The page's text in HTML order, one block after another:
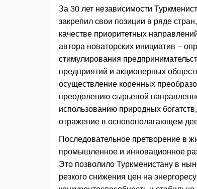
За 30 лет независимости
закрепил свои позиции в ряде
качестве приоритетных
автора новаторских инициатив –
стимулирования
предприятий и акционерных
осуществление коренных
преодолению сырьевой
использованию природных
отражение в основополагающем
Последовательное претворение в
промышленное и инновационное
Это позволило Туркменистану в
резкого снижения цен на